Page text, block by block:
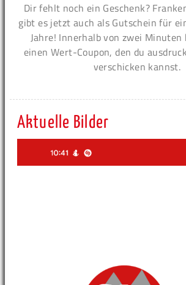
Dir fehlt noch ein Geschenk?
gibt es jetzt auch als Gutschein für
Jahre! Innerhalb von zwei Minuten
einen Wert-Coupon, den du
verschicken kannst.
Aktuelle Bilder